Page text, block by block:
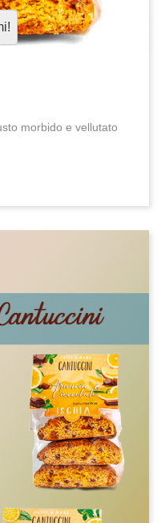
morbido e vellutato